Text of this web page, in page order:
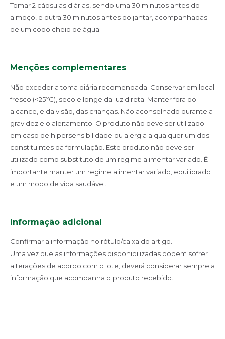
Tomar 2 cápsulas diárias, sendo uma 30 minutos antes do
almoço, e outra 30 minutos antes do jantar, acompanhadas
de um copo cheio de água
Menções complementares
Não exceder a toma diária recomendada. Conservar em local
fresco (<25ºC), seco e longe da luz direta. Manter fora do
alcance, e da visão, das crianças. Não aconselhado durante a
gravidez e o aleitamento. O produto não deve ser utilizado
em caso de hipersensibilidade ou alergia a qualquer um dos
constituintes da formulação. Este produto não deve ser
utilizado como substituto de um regime alimentar variado. É
importante manter um regime alimentar variado, equilibrado
e um modo de vida saudável.
Informação adicional
Confirmar a informação no rótulo/caixa do artigo.
Uma vez que as informações disponibilizadas podem sofrer
alterações de acordo com o lote, deverá considerar sempre a
informação que acompanha o produto recebido.